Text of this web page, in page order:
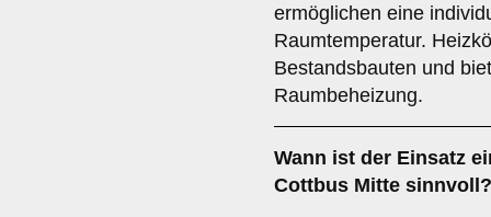
ermöglichen eine
Raumtemperatur.
Bestandsbauten und
Raumbeheizung.
Wann ist der Einsatz
Cottbus Mitte sinnvoll?